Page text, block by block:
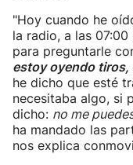
"Hoy cuando he
la radio, a las
para preguntarle
estoy oyendo
he dicho que esté
necesitaba algo, si
dicho: no me
ha mandado las
nos explica